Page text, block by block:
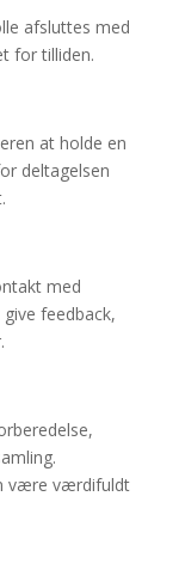
afsluttes med
for tilliden.
at holde en
deltagelsen
med
feedback,
være værdifuldt